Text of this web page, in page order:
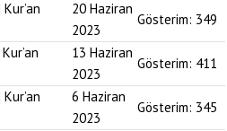
20 Haziran
2023
Gösterim: 349
13 Haziran
2023
Gösterim: 411
6 Haziran
2023
Gösterim: 345